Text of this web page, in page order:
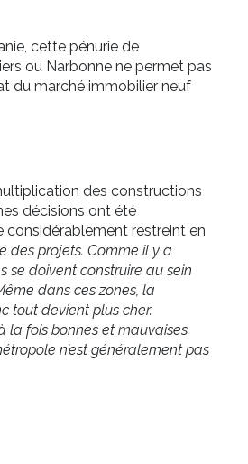
cette pénurie de
ou Narbonne ne permet pas
du marché immobilier neuf
des constructions
décisions ont été
considérablement restreint en
des projets. Comme il y a
se doivent construire au sein
dans ces zones, la
tout devient plus cher.
la fois bonnes et mauvaises.
n’est généralement pas